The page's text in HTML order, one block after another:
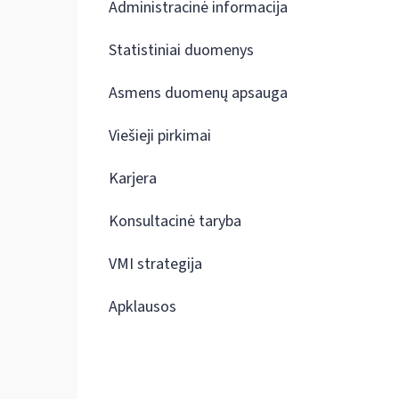
Administracinė informacija
Statistiniai duomenys
Asmens duomenų apsauga
Viešieji pirkimai
Karjera
Konsultacinė taryba
VMI strategija
Apklausos